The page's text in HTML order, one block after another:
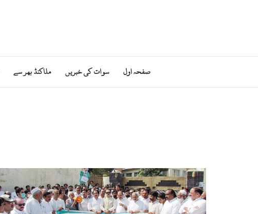
صفحہ اول سوات کی خبریں ملاکنڈ بھر سے